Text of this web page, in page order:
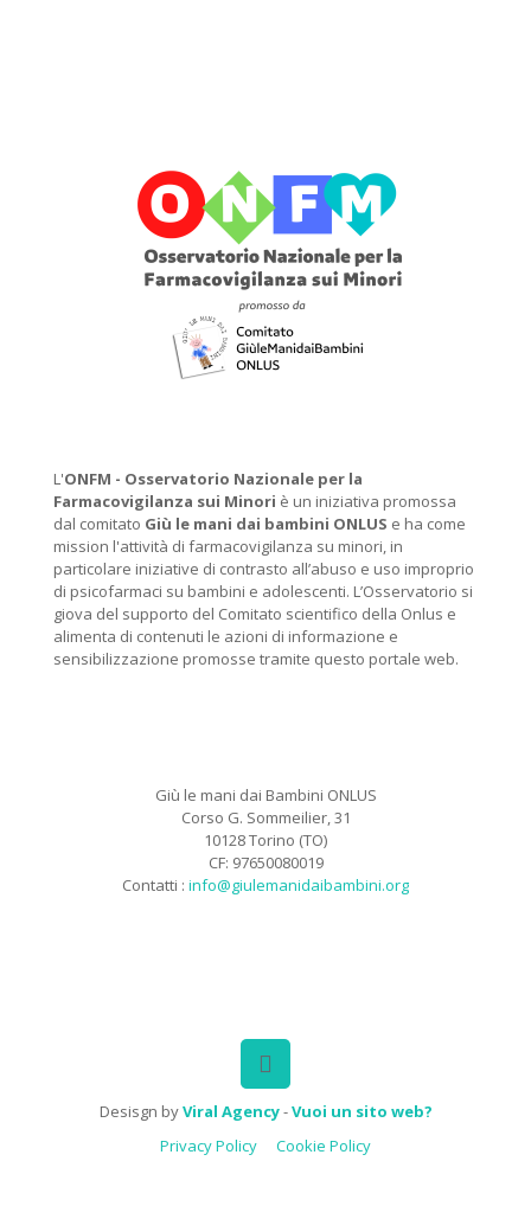
L'ONFM - Osservatorio Nazionale per la
Farmacovigilanza sui Minori è un iniziativa promossa
dal comitato Giù le mani dai bambini ONLUS e ha come
mission l'attività di farmacovigilanza su minori, in
particolare iniziative di contrasto all’abuso e uso improprio
di psicofarmaci su bambini e adolescenti. L’Osservatorio si
giova del supporto del Comitato scientifico della Onlus e
alimenta di contenuti le azioni di informazione e
sensibilizzazione promosse tramite questo portale web.
Giù le mani dai Bambini ONLUS
Corso G. Sommeilier, 31
10128 Torino (TO)
CF: 97650080019
Contatti : info@giulemanidaibambini.org
Desisgn byViral Agency-Vuoi un sito web?
Privacy Policy
Cookie Policy